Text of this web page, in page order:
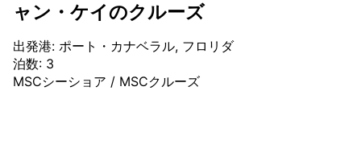
ャン・ケイのクルーズ
出発港: ポート・カナベラル, フロリダ
泊数: 3
MSCシーショア / MSCクルーズ